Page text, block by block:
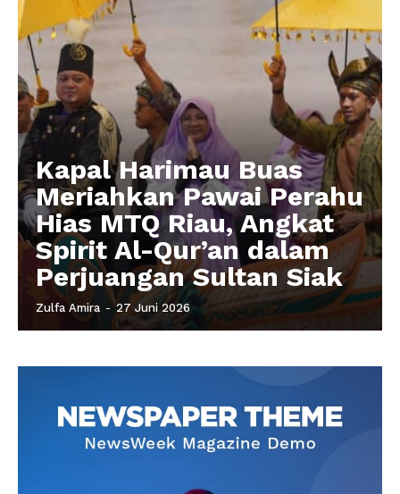
Kapal Harimau Buas
Meriahkan Pawai Perahu
Hias MTQ Riau, Angkat
Spirit Al-Qur’an dalam
Perjuangan Sultan Siak
Zulfa Amira - 27 Juni 2026